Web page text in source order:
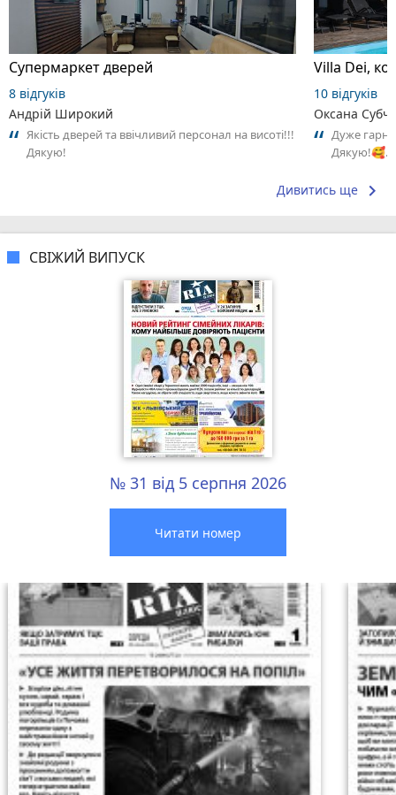
Супермаркет дверей
8 відгуків
Андрій Широкий
Якість дверей та ввічливий персонал на висоті!!!
Дякую!
Villa Dei,
10 відгуків
Оксана
Дуже гарне
Дякую!🥰…
Дивитись ще keyboard_arrow_right
СВІЖИЙ ВИПУСК
№ 31 від 5 серпня 2026
Читати номер